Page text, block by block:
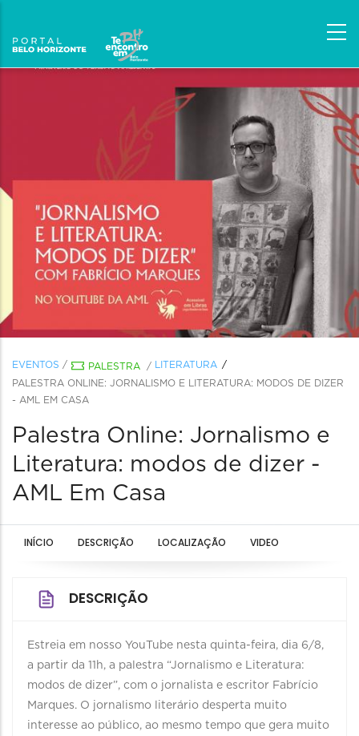
EVENTOS / PALESTRA /
LITERATURA
PALESTRA ONLINE: JORNALISMO E LITERATURA: MODOS DE DIZER
- AML EM CASA
Palestra Online: Jornalismo e
Literatura: modos de dizer -
AML Em Casa
INÍCIO DESCRIÇÃO LOCALIZAÇÃO VIDEO
DESCRIÇÃO
Estreia em nosso YouTube nesta quinta-feira, dia 6/8,
a partir da 11h, a palestra “Jornalismo e Literatura:
modos de dizer”, com o jornalista e escritor Fabrício
Marques. O jornalismo literário desperta muito
interesse ao público, ao mesmo tempo que gera muito